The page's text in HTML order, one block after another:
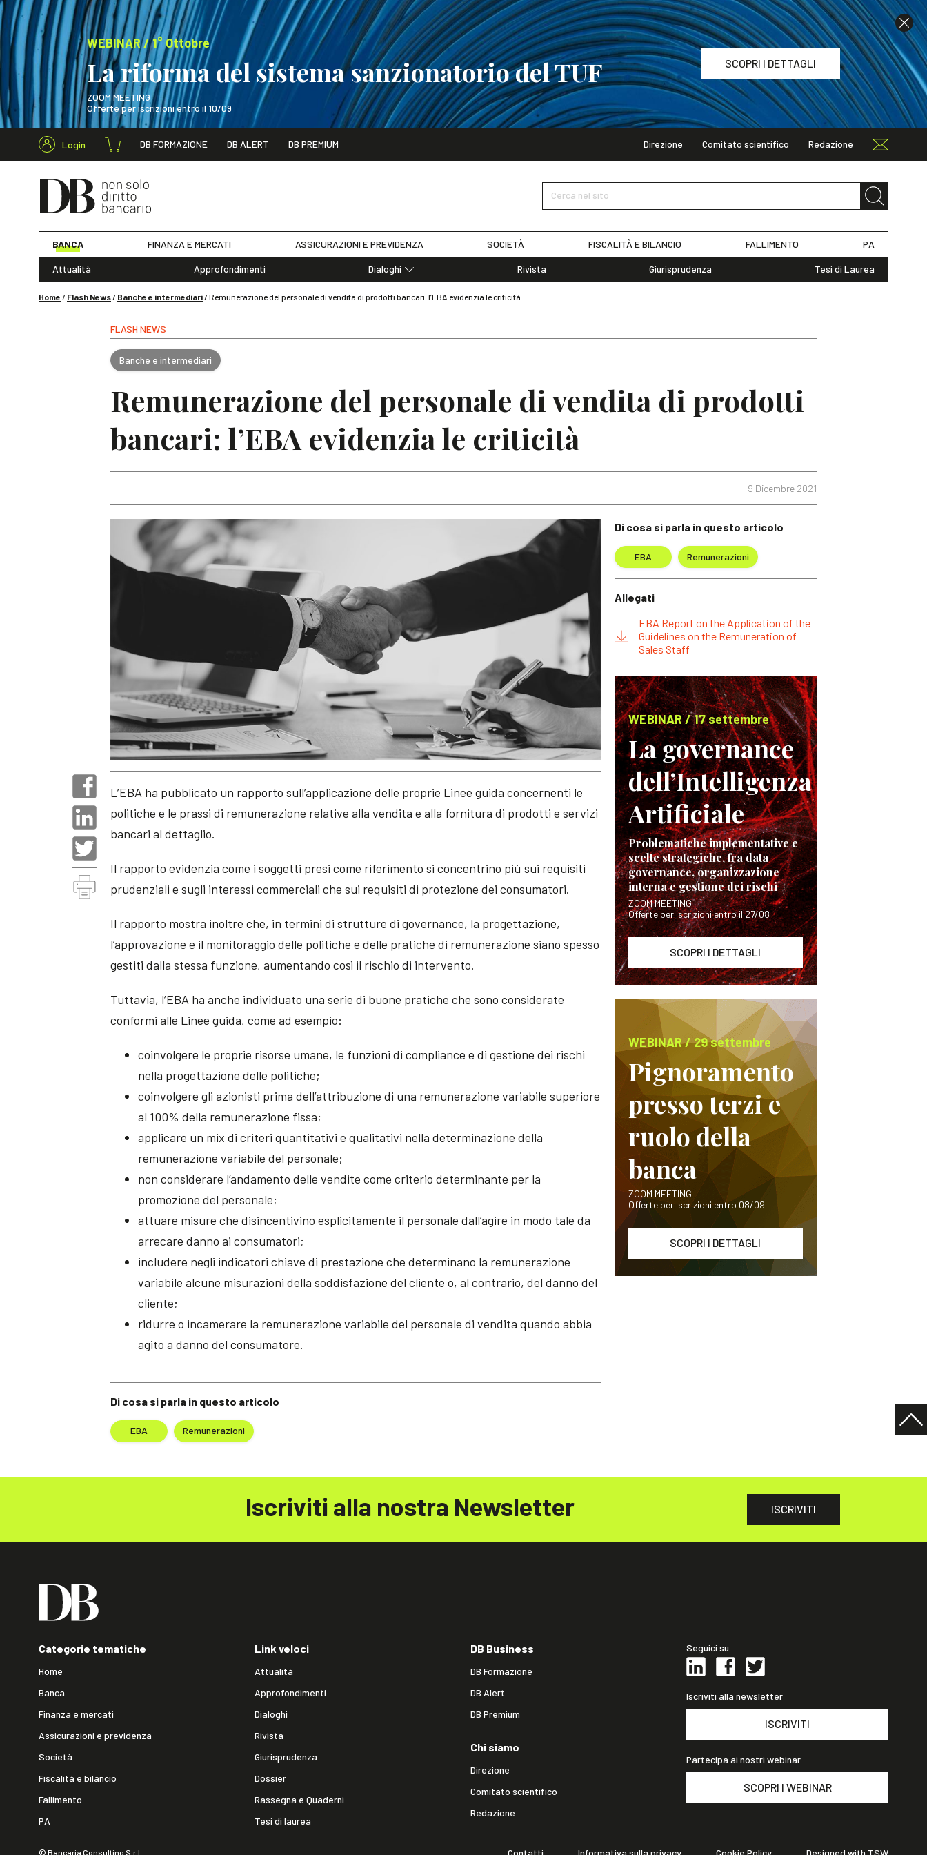
WEBINAR / 1° Ottobre
La riforma del sistema sanzionatorio del TUF
ZOOM MEETING
Offerte per iscrizioni entro il 10/09
SCOPRI I DETTAGLI
WEBINAR / 1° Ottobre
Login DB FORMAZIONE DB ALERT DB PREMIUM Direzione Comitato scientifico Redazione
Cerca nel sito
BANCA FINANZA E MERCATI ASSICURAZIONI E PREVIDENZA SOCIETÀ FISCALITÀ E BILANCIO FALLIMENTO PA
Attualità Approfondimenti
Dialoghi
Rivista Giurisprudenza Tesi di Laurea
Home / Flash News/ Banche e intermediari/Remunerazione del personale di vendita di prodotti bancari: l’EBA evidenzia le criticità
FLASH NEWS
Banche e intermediari
Remunerazione del personale di vendita di prodotti
bancari: l’EBA evidenzia le criticità
9 Dicembre 2021
Di cosa si parla in questo articolo
EBA Remunerazioni
L’EBA ha pubblicato un rapporto sull’applicazione delle proprie Linee guida concernenti le
politiche e le prassi di remunerazione relative alla vendita e alla fornitura di prodotti e servizi
bancari al dettaglio.
Il rapporto evidenzia come i soggetti presi come riferimento si concentrino più sui requisiti
prudenziali e sugli interessi commerciali che sui requisiti di protezione dei consumatori.
Il rapporto mostra inoltre che, in termini di strutture di governance, la progettazione,
l’approvazione e il monitoraggio delle politiche e delle pratiche di remunerazione siano spesso
gestiti dalla stessa funzione, aumentando così il rischio di intervento.
Tuttavia, l’EBA ha anche individuato una serie di buone pratiche che sono considerate
conformi alle Linee guida, come ad esempio:
coinvolgere le proprie risorse umane, le funzioni di compliance e di gestione dei rischi
nella progettazione delle politiche;
coinvolgere gli azionisti prima dell’attribuzione di una remunerazione variabile superiore
al 100% della remunerazione fissa;
applicare un mix di criteri quantitativi e qualitativi nella determinazione della
remunerazione variabile del personale;
non considerare l’andamento delle vendite come criterio determinante per la
promozione del personale;
attuare misure che disincentivino esplicitamente il personale dall’agire in modo tale da
arrecare danno ai consumatori;
includere negli indicatori chiave di prestazione che determinano la remunerazione
variabile alcune misurazioni della soddisfazione del cliente o, al contrario, del danno del
cliente;
ridurre o incamerare la remunerazione variabile del personale di vendita quando abbia
agito a danno del consumatore.
Di cosa si parla in questo articolo
EBA Remunerazioni
Allegati
EBA Report on the Application of the
Guidelines on the Remuneration of
Sales Staff
WEBINAR / 17 settembre
La governance
dell’Intelligenza
Artificiale
Problematiche implementative e
scelte strategiche, fra data
governance, organizzazione
interna e gestione dei rischi
ZOOM MEETING
Offerte per iscrizioni entro il 27/08
SCOPRI I DETTAGLI
WEBINAR / 29 settembre
Pignoramento
presso terzi e
ruolo della
banca
ZOOM MEETING
Offerte per iscrizioni entro 08/09
SCOPRI I DETTAGLI
Iscriviti alla nostra Newsletter ISCRIVITI
Categorie tematiche
Home
Banca
Finanza e mercati
Assicurazioni e previdenza
Società
Fiscalità e bilancio
Fallimento
PA
Link veloci
Attualità
Approfondimenti
Dialoghi
Rivista
Giurisprudenza
Dossier
Rassegna e Quaderni
Tesi di laurea
DB Business
DB Formazione
DB Alert
DB Premium
Chi siamo
Direzione
Comitato scientifico
Redazione
Seguici su
Iscriviti alla newsletter
ISCRIVITI
Partecipa ai nostri webinar
SCOPRI I WEBINAR
© Bancaria Consulting S.r.l. Contatti Informativa sulla privacy Cookie Policy Designed with TSW